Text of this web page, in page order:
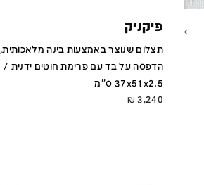
פיקניק
תצלום שנוצר באמצעות בינה מלאכותית,
הדפסה על בד עם פרימת חוטים ידנית /
37x51x2.5 ס''מ
3,240
₪